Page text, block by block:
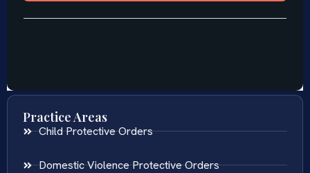
Practice Areas
Child Protective Orders
Domestic Violence Protective Orders